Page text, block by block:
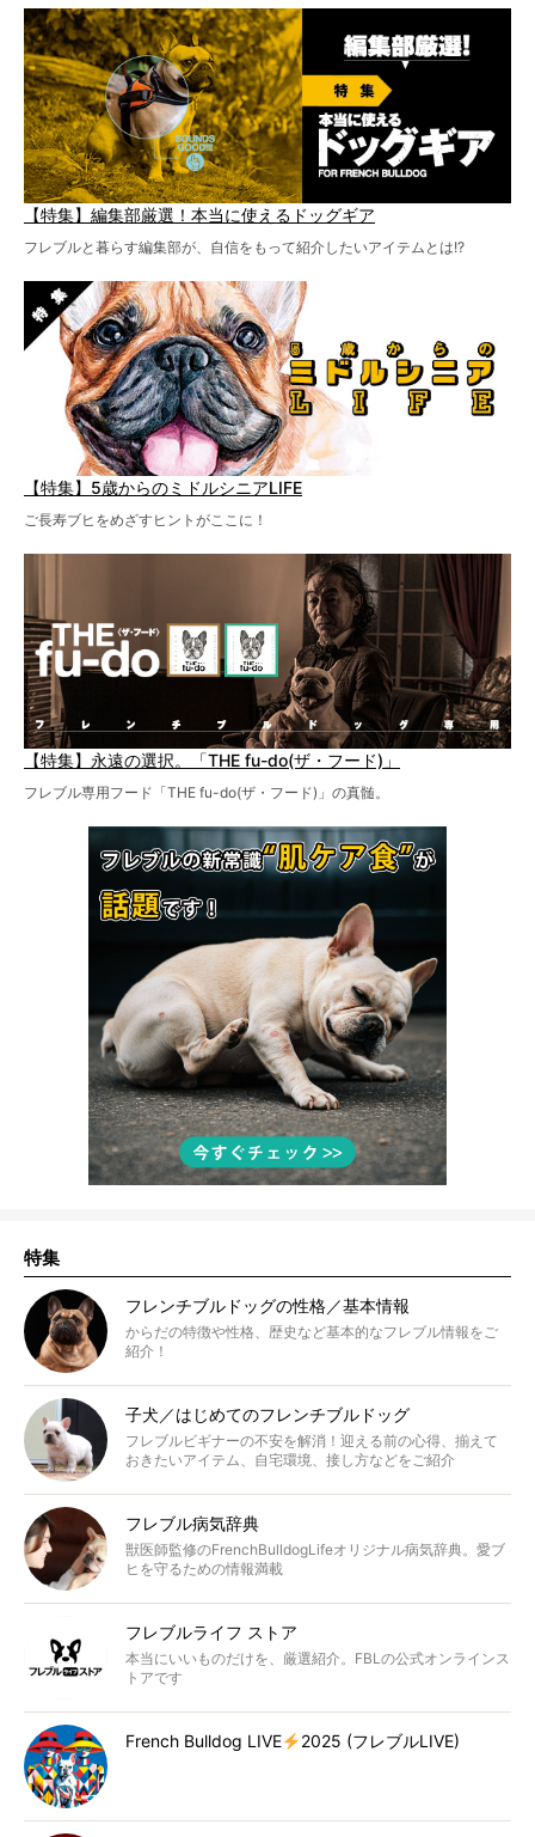
【特集】編集部厳選！本当に使えるドッグギア
フレブルと暮らす編集部が、自信をもって紹介したいアイテムとは!?
【特集】5歳からのミドルシニアLIFE
ご長寿ブヒをめざすヒントがここに！
【特集】永遠の選択。「THE fu-do(ザ・フード)」
フレブル専用フード「THE fu-do(ザ・フード)」の真髄。
特集
フレンチブルドッグの性格／基本情報
からだの特徴や性格、歴史など基本的なフレブル情報をご
紹介！
子犬／はじめてのフレンチブルドッグ
フレブルビギナーの不安を解消！迎える前の心得、揃えて
おきたいアイテム、自宅環境、接し方などをご紹介
フレブル病気辞典
獣医師監修のFrenchBulldogLifeオリジナル病気辞典。愛ブ
ヒを守るための情報満載
フレブルライフ ストア
本当にいいものだけを、厳選紹介。FBLの公式オンラインス
トアです
French Bulldog LIVE 2025 (フレブルLIVE)